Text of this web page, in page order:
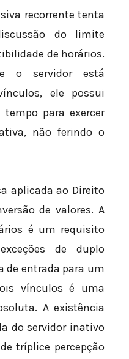
recorrente tenta
do limite
de horários.
o servidor está
ele possui
para exercer
não ferindo o
aplicada ao Direito
de valores. A
é um requisito
de duplo
de entrada para um
vínculos é uma
A existência
do servidor inativo
tríplice percepção